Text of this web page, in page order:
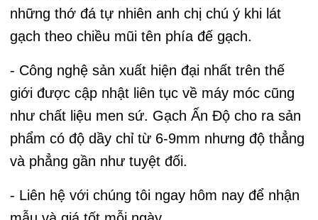
những thớ đá tự nhiên anh chị chú ý khi lát
gạch theo chiều mũi tên phía đế gạch.
- Công nghệ sản xuất hiện đại nhất trên thế
giới được cập nhật liên tục về máy móc cũng
như chất liệu men sứ. Gạch Ấn Độ cho ra sản
phẩm có độ dầy chỉ từ 6-9mm nhưng độ thẳng
và phẳng gần như tuyệt đối.
- Liên hệ với chúng tôi ngay hôm nay để nhận